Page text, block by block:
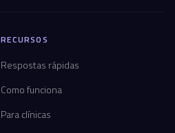
RECURSOS
Respostas rápidas
Como funciona
Para clínicas